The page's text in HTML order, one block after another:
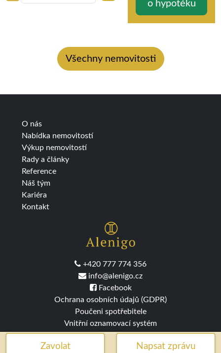
Všechny nemovitosti
O nás
Nabídka nemovitostí
Výkup nemovitostí
Rady a články
Reference
Náš tým
Kariéra
Kontakt
+420 777 774 356
info@alenigo.cz
Facebook
Ochrana osobních údajů (GDPR)
Poučeni spotřebitele
Vnitřní oznamovací systém
2016-2026 ©Alenigo s.r.o
Zavolat Napsat zprávu